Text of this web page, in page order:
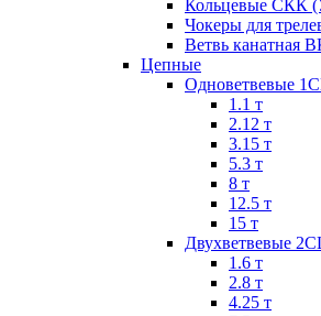
Кольцевые СКК
Чокеры для
Ветвь канатная
Цепные
Одноветвевые
1.1 т
2.12 т
3.15 т
5.3 т
8 т
12.5 т
15 т
Двухветвевые
1.6 т
2.8 т
4.25 т